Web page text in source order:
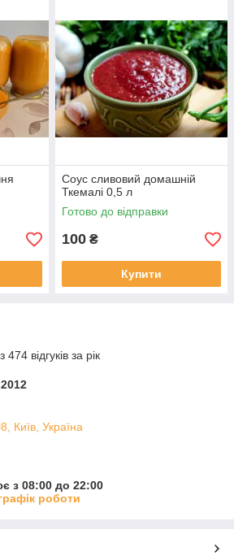
Соус сливовий домашній
Ткемалі 0,5 л
Готово до відправки
100 ₴
Купити
відгуків за рік
Київ, Україна
з 08:00 до 22:00
роботи